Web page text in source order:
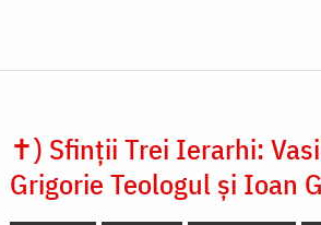
✝) Sfinții Trei Ierarhi:
Grigorie Teologul și Ioan